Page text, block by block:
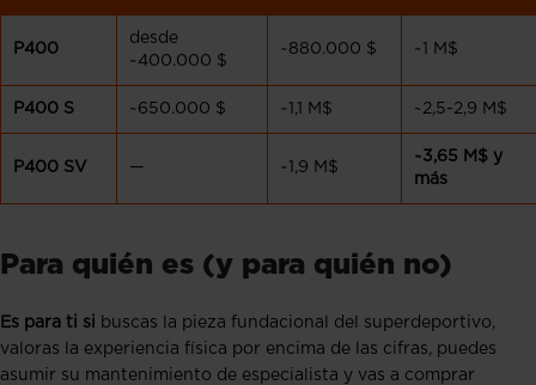
P400
desde
~400.000 $
~880.000 $ ~1 M$
P400 S ~650.000 $ ~1,1 M$ ~2,5-2,9 M$
P400 SV — ~1,9 M$
~3,65 M$ y
más
Para quién es (y para quién no)
Es para ti si buscas la pieza fundacional del superdeportivo,
valoras la experiencia física por encima de las cifras, puedes
asumir su mantenimiento de especialista y vas a comprar